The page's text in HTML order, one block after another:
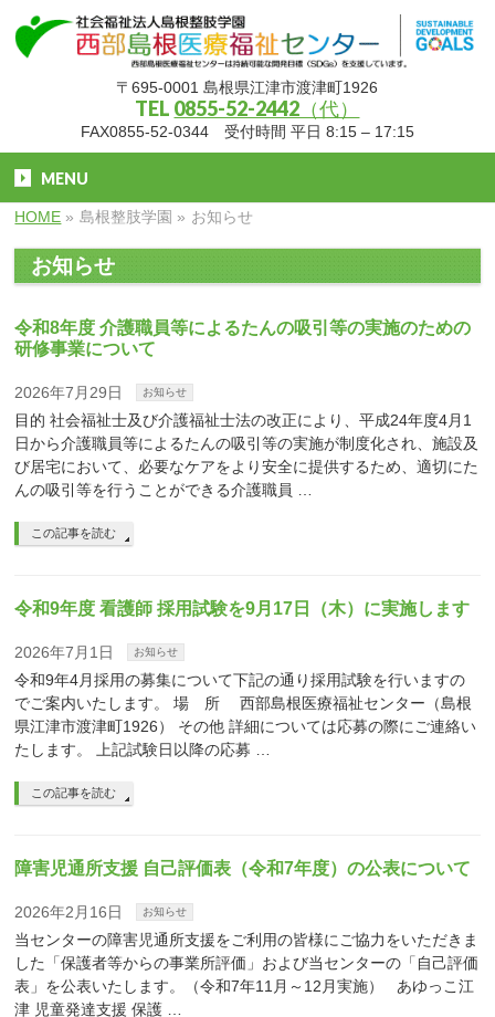
〒695-0001 島根県江津市渡津町1926
TEL 0855-52-2442（代）
FAX0855-52-0344 受付時間 平日 8:15 – 17:15
MENU
HOME » 島根整肢学園 » お知らせ
お知らせ
令和8年度 介護職員等によるたんの吸引等の実施のための
研修事業について
2026年7月29日 お知らせ
目的 社会福祉士及び介護福祉士法の改正により、平成24年度4月1
日から介護職員等によるたんの吸引等の実施が制度化され、施設及
び居宅において、必要なケアをより安全に提供するため、適切にた
んの吸引等を行うことができる介護職員 …
この記事を読む
令和9年度 看護師 採用試験を9月17日（木）に実施します
2026年7月1日 お知らせ
令和9年4月採用の募集について下記の通り採用試験を行いますの
でご案内いたします。 場 所 西部島根医療福祉センター（島根
県江津市渡津町1926） その他 詳細については応募の際にご連絡い
たします。 上記試験日以降の応募 …
この記事を読む
障害児通所支援 自己評価表（令和7年度）の公表について
2026年2月16日 お知らせ
当センターの障害児通所支援をご利用の皆様にご協力をいただきま
した「保護者等からの事業所評価」および当センターの「自己評価
表」を公表いたします。（令和7年11月～12月実施） あゆっこ江
津 児童発達支援 保護 …